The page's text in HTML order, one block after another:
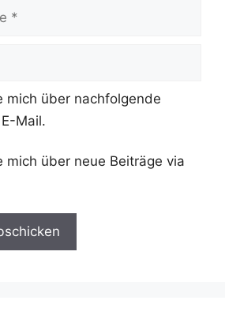
mich über nachfolgende
Mail.
mich über neue Beiträge via